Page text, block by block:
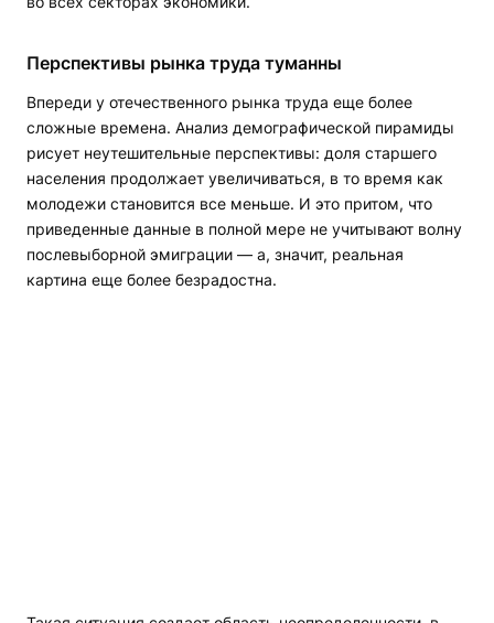
Перспективы рынка труда туманны
Впереди у отечественного рынка труда еще более
сложные времена. Анализ демографической пирамиды
рисует неутешительные перспективы: доля старшего
населения продолжает увеличиваться, в то время как
молодежи становится все меньше. И это притом, что
приведенные данные в полной мере не учитывают волну
послевыборной эмиграции — а, значит, реальная
картина еще более безрадостна.